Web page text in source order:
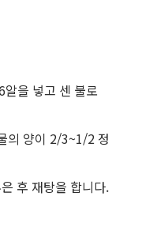
을 넣고 센 불로
의 양이 2/3~1/2 정
후 재탕을 합니다.